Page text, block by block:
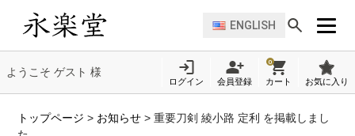
ENGLISH
ようこそ ゲスト 様
ログイン 会員登録
0
カート お気に入り
トップページ > お知らせ >重要刀剣 綾小路 定利 を掲載しまし